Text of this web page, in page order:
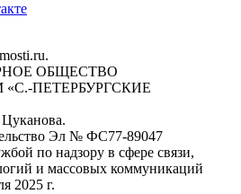
ОБЩЕСТВО
ПЕТЕРБУРГСКИЕ
Эл № ФС77-89047
по надзору в сфере связи,
и массовых коммуникаций
2025 г.